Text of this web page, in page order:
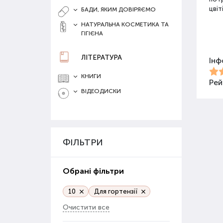
БАДИ, ЯКИМ ДОВІРЯЄМО
НАТУРАЛЬНА КОСМЕТИКА ТА
ГІГІЄНА
ЛІТЕРАТУРА
КНИГИ
ВІДЕОДИСКИ
ФІЛЬТРИ
Обрані фільтри
10 Для гортензії
Очистити все
Для